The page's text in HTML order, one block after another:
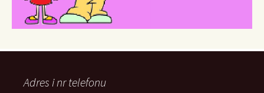
Adres i nr telefonu